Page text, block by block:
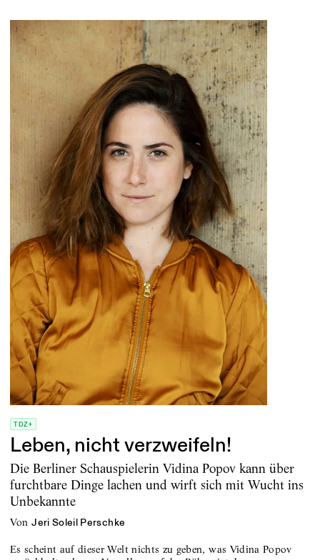
TDZ+
Leben, nicht verzweifeln!
Die Berliner Schauspielerin Vidina Popov kann über
furchtbare Dinge lachen und wirft sich mit Wucht ins
Unbekannte
von Jeri Soleil Perschke
Es scheint auf dieser Welt nichts zu geben, was Vidina ­Popov